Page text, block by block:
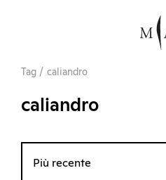
Tag / caliandro
caliandro
Più recente